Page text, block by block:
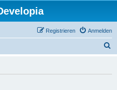
Anmelden
Registrieren